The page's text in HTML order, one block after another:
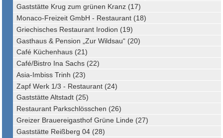
Gaststätte Krug zum grünen Kranz (17)
Monaco-Freizeit GmbH - Restaurant (18)
Griechisches Restaurant Irodion (19)
Gasthaus & Pension „Zur Wildsau“ (20)
Café Küchenhaus (21)
Café/Bistro Ina Sachs (22)
Asia-Imbiss Trinh (23)
Zapf Werk 1/3 - Restaurant (24)
Gaststätte Altstadt (25)
Restaurant Parkschlösschen (26)
Greizer Brauereigasthof Grüne Linde (27)
Gaststätte Reißberg 04 (28)